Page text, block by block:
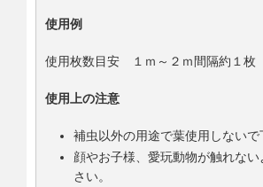
使用例
使用枚数目安 １ｍ～２ｍ間隔約１枚
使用上の注意
補虫以外の用途で葉使用しないで
顔やお子様、愛玩動物が触れな
さい。